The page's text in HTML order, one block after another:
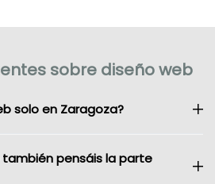
sobre diseño web
solo en Zaragoza?
también pensáis la parte